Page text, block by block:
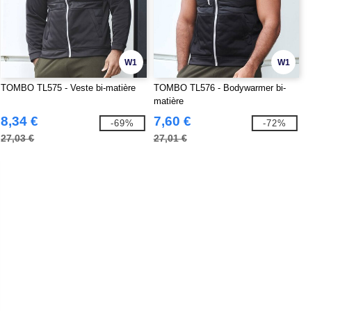
W1
TOMBO TL575 - Veste bi-matière
8,34 €
27,03 €
-69%
W1
TOMBO TL576 - Bodywarmer bi-
matière
7,60 €
27,01 €
-72%